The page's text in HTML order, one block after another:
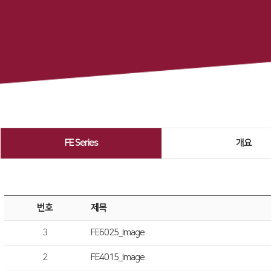
FE Series 개요
번호 제목
3 FE6025_Image
2 FE4015_Image